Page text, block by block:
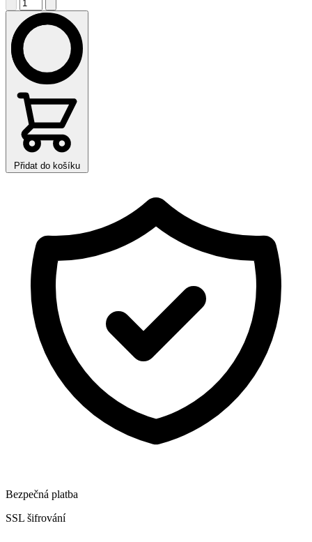
Přidat do košíku
Bezpečná platba
SSL šifrování